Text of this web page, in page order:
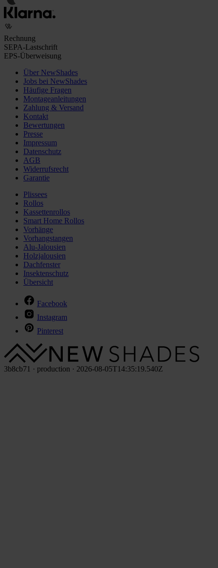
Rechnung
SEPA-Lastschrift
EPS-Überweisung
Über NewShades
Jobs bei NewShades
Häufige Fragen
Montageanleitungen
Zahlung & Versand
Kontakt
Bewertungen
Presse
Impressum
Datenschutz
AGB
Widerrufsrecht
Garantie
Plissees
Rollos
Kassettenrollos
Smart Home Rollos
Vorhänge
Vorhangstangen
Alu-Jalousien
Holzjalousien
Dachfenster
Insektenschutz
Übersicht
Facebook
Instagram
Pinterest
3b8cb71 · production · 2026-08-05T14:35:19.540Z